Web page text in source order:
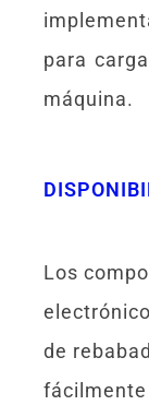
para
máquina.
Los
de
fácilmente